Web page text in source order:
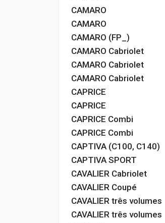
CAMARO
CAMARO
CAMARO (FP_)
CAMARO Cabriolet
CAMARO Cabriolet
CAMARO Cabriolet
CAPRICE
CAPRICE
CAPRICE Combi
CAPRICE Combi
CAPTIVA (C100, C140)
CAPTIVA SPORT
CAVALIER Cabriolet
CAVALIER Coupé
CAVALIER três volumes
CAVALIER três volumes